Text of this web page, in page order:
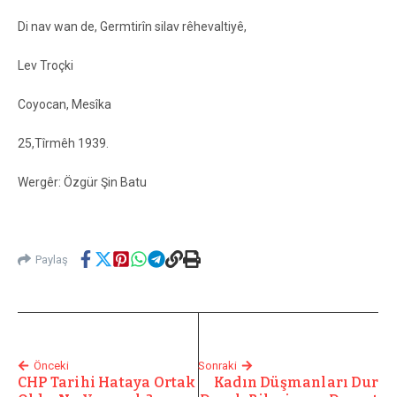
Di nav wan de, Germtirîn silav rêhevaltiyê,
Lev Troçki
Coyocan, Mesîka
25,Tîrmêh 1939.
Wergêr: Özgür Şin Batu
Paylaş
Önceki
CHP Tarihi Hataya Ortak
Sonraki
Kadın Düşmanları Dur